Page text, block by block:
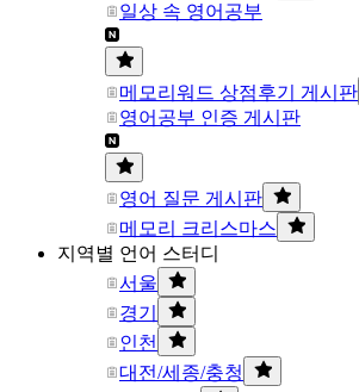
일상 속 영어공부
메모리워드 상점후기 게시판
영어공부 인증 게시판
영어 질문 게시판
메모리 크리스마스
지역별 언어 스터디
서울
경기
인천
대전/세종/충청